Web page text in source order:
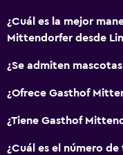
Baño
Ducha
Secador de pelo
Baño privado
¿Cuál es la mejor
Mittendorfer desde
¿Se admiten
¿Ofrece Gasthof
¿Tiene Gasthof
¿Cuál es el número